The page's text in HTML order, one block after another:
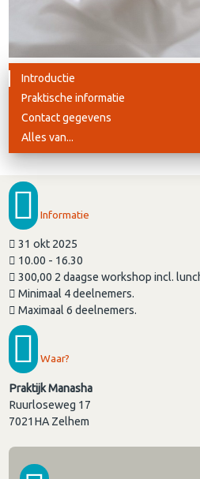
Introductie
Praktische informatie
Contact gegevens
Alles van...
Informatie
31 okt 2025
10.00 - 16.30
300,00 2 daagse workshop incl.
Minimaal 4 deelnemers.
Maximaal 6 deelnemers.
Waar?
Praktijk Manasha
Ruurloseweg 17
7021HA Zelhem